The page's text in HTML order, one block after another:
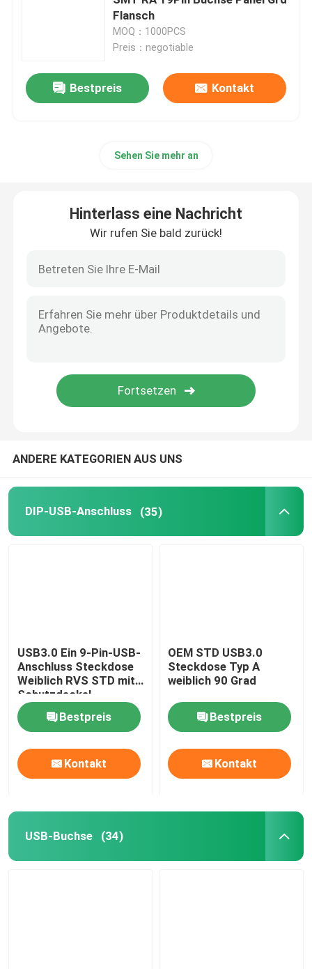
DP-Buchsenstecker
Micro-HDMI-Buchse
Gestapelte USB-Anschlüsse
Flansch
MOQ：1000PCS
Preis：negotiable
Bestpreis Kontakt
Sehen Sie mehr an
Hinterlass eine Nachricht
Wir rufen Sie bald zurück!
ANDERE KATEGORIEN AUS UNS
DIP-USB-Anschluss (35)
USB3.0 Ein 9-Pin-USB-
Anschluss Steckdose
Weiblich RVS STD mit
Schutzdeckel
Bestpreis
Kontakt
OEM STD USB3.0
Steckdose Typ A
weiblich 90 Grad
Bestpreis
Kontakt
USB-Buchse (34)